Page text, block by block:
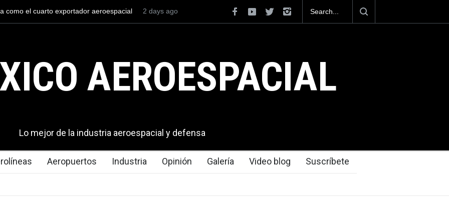
naval mexicana construirá 32 BUQUES para la
La mayor lección tecnológica que dejó el Mundial 2026 ocurrió
en los aeropuertos
2 days ago
AEROESPACIAL
Lo mejor de la industria aeroespacial y defensa
Aeropuertos Industria Opinión Galería Video blog Suscríbete